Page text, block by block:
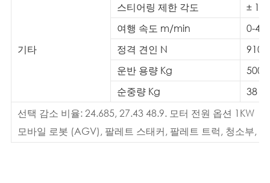
기타
스티어링 제한 각도
±
여행 속도 m/min
0-
정격 견인 N
910
운반 용량 Kg
500
순중량 Kg
38
선택 감소 비율: 24.685, 27.43 48.9. 모터 전원 옵션 1KW
모바일 로봇 (AGV), 팔레트 스태커, 팔레트 트럭, 청소부,